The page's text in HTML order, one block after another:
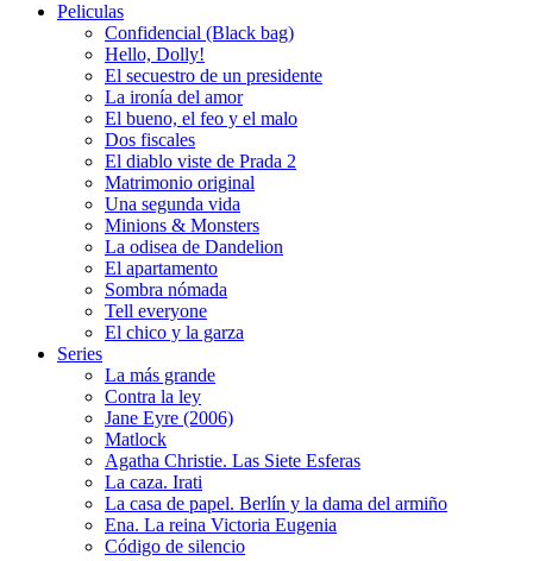
Peliculas
Confidencial (Black bag)
Hello, Dolly!
El secuestro de un presidente
La ironía del amor
El bueno, el feo y el malo
Dos fiscales
El diablo viste de Prada 2
Matrimonio original
Una segunda vida
Minions & Monsters
La odisea de Dandelion
El apartamento
Sombra nómada
Tell everyone
El chico y la garza
Series
La más grande
Contra la ley
Jane Eyre (2006)
Matlock
Agatha Christie. Las Siete Esferas
La caza. Irati
La casa de papel. Berlín y la dama del armiño
Ena. La reina Victoria Eugenia
Código de silencio